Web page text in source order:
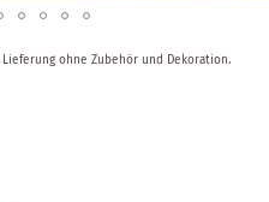
Lieferung ohne Zubehör und Dekoration.